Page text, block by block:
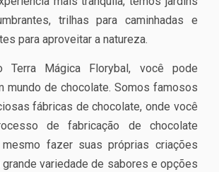
trilhas para caminhadas e
para aproveitar a natureza.
Terra Mágica Florybal, você pode
mundo de chocolate. Somos famosos
fábricas de chocolate, onde você
de fabricação de chocolate
fazer suas próprias criações
grande variedade de sabores e opções